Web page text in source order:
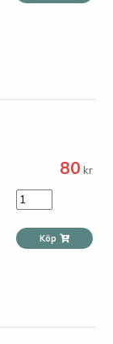
80 kr
Köp